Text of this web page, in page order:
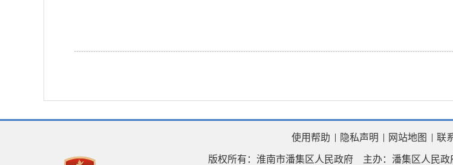
使用帮助 隐私声明 网站地图 联
版权所有：淮南市潘集区人民政府 主办：潘集区人民政